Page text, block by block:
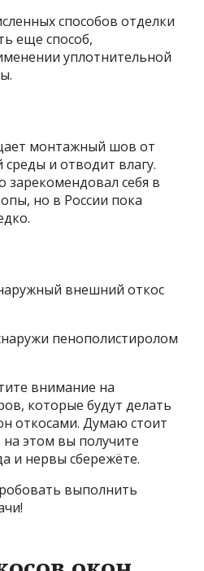
способов отделки
еще способ,
уплотнительной
монтажный шов от
и отводит влагу.
себя в
но в России пока
внешний откос
пенополистиролом
внимание на
которые будут делать
откосами. Думаю стоит
этом вы получите
и нервы сбережёте.
выполнить